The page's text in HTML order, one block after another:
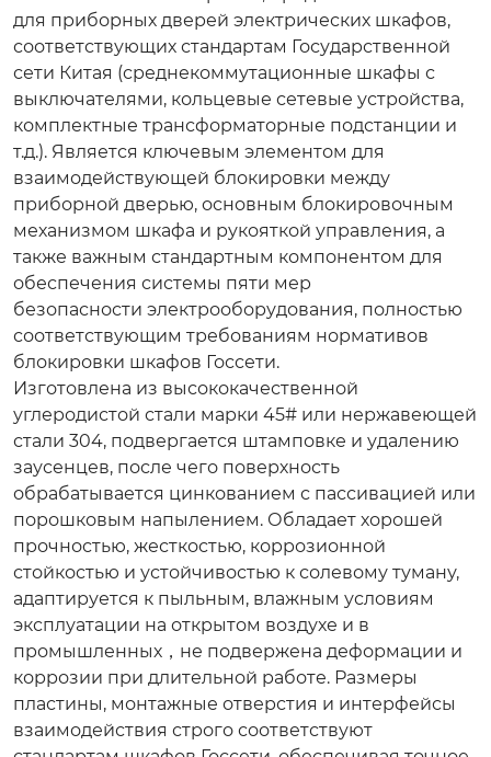
для приборных дверей электрических шкафов,
соответствующих стандартам Государственной
сети Китая (среднекоммутационные шкафы с
выключателями, кольцевые сетевые устройства,
комплектные трансформаторные подстанции и
т.д.). Является ключевым элементом для
взаимодействующей блокировки между
приборной дверью, основным блокировочным
механизмом шкафа и рукояткой управления, а
также важным стандартным компонентом для
обеспечения системы пяти мер
безопасности электрооборудования, полностью
соответствующим требованиям нормативов
блокировки шкафов Госсети.
Изготовлена из высококачественной
углеродистой стали марки 45# или нержавеющей
стали 304, подвергается штамповке и удалению
заусенцев, после чего поверхность
обрабатывается цинкованием с пассивацией или
порошковым напылением. Обладает хорошей
прочностью, жесткостью, коррозионной
стойкостью и устойчивостью к солевому туману,
адаптируется к пыльным, влажным условиям
эксплуатации на открытом воздухе и в
промышленных，не подвержена деформации и
коррозии при длительной работе. Размеры
пластины, монтажные отверстия и интерфейсы
взаимодействия строго соответствуют